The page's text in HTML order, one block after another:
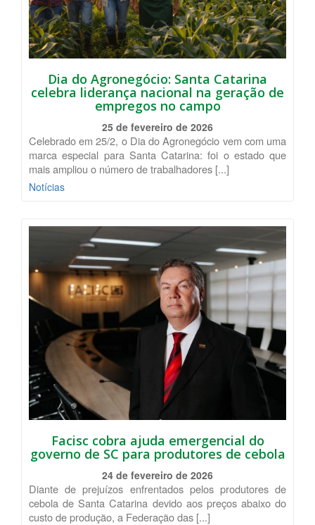
Dia do Agronegócio: Santa Catarina
celebra liderança nacional na geração de
empregos no campo
25 de fevereiro de 2026
Celebrado em 25/2, o Dia do Agronegócio vem com uma
marca especial para Santa Catarina: foi o estado que
mais ampliou o número de trabalhadores [...]
Notícias
Facisc cobra ajuda emergencial do
governo de SC para produtores de cebola
24 de fevereiro de 2026
Diante de prejuízos enfrentados pelos produtores de
cebola de Santa Catarina devido aos preços abaixo do
custo de produção, a Federação das [...]